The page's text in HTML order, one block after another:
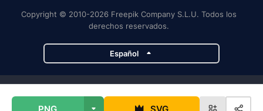
Copyright © 2010-2026 Freepik Company S.L.U. Todos los
derechos reservados.
Español